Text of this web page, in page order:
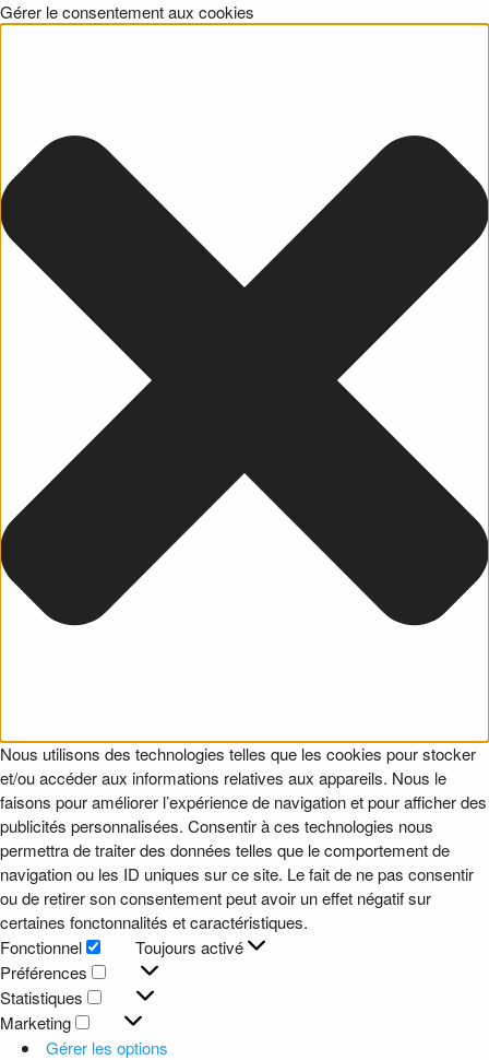
Gérer le consentement aux cookies
Nous utilisons des technologies telles que les cookies pour stocker
et/ou accéder aux informations relatives aux appareils. Nous le
faisons pour améliorer l’expérience de navigation et pour afficher des
publicités personnalisées. Consentir à ces technologies nous
permettra de traiter des données telles que le comportement de
navigation ou les ID uniques sur ce site. Le fait de ne pas consentir
ou de retirer son consentement peut avoir un effet négatif sur
certaines fonctonnalités et caractéristiques.
Fonctionnel
Fonctionnel
Toujours activé
Préférences
Préférences
Statistiques
Statistiques
Marketing
Marketing
Gérer les options